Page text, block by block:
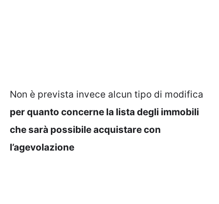
Non è prevista invece alcun tipo di modifica
per quanto concerne la lista degli immobili
che sarà possibile acquistare con
l’agevolazione